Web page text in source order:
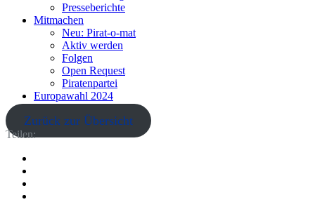
Presseberichte
Mitmachen
Neu: Pirat-o-mat
Aktiv werden
Folgen
Open Request
Piratenpartei
Europawahl 2024
Zurück zur Übersicht
Teilen: